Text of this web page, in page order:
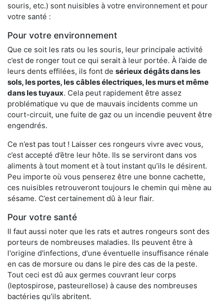
souris, etc.) sont nuisibles à votre environnement et pour
votre santé :
Pour votre environnement
Que ce soit les rats ou les souris, leur principale activité
c’est de ronger tout ce qui serait à leur portée. À l’aide de
leurs dents effilées, ils font de sérieux dégâts dans les
sols, les portes, les câbles électriques, les murs et même
dans les tuyaux. Cela peut rapidement être assez
problématique vu que de mauvais incidents comme un
court-circuit, une fuite de gaz ou un incendie peuvent être
engendrés.
Ce n’est pas tout ! Laisser ces rongeurs vivre avec vous,
c’est accepté d’être leur hôte. Ils se serviront dans vos
aliments à tout moment et à tout instant qu’ils le désirent.
Peu importe où vous penserez être une bonne cachette,
ces nuisibles retrouveront toujours le chemin qui mène au
sésame. C’est certainement dû à leur flair.
Pour votre santé
Il faut aussi noter que les rats et autres rongeurs sont des
porteurs de nombreuses maladies. Ils peuvent être à
l'origine d'infections, d'une éventuelle insuffisance rénale
en cas de morsure ou dans le pire des cas de la peste.
Tout ceci est dû aux germes couvrant leur corps
(leptospirose, pasteurellose) à cause des nombreuses
bactéries qu’ils abritent.